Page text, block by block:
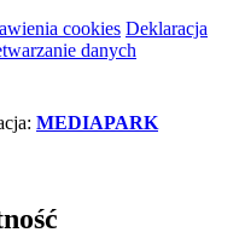
cookies Deklaracja
danych
MEDIAPARK